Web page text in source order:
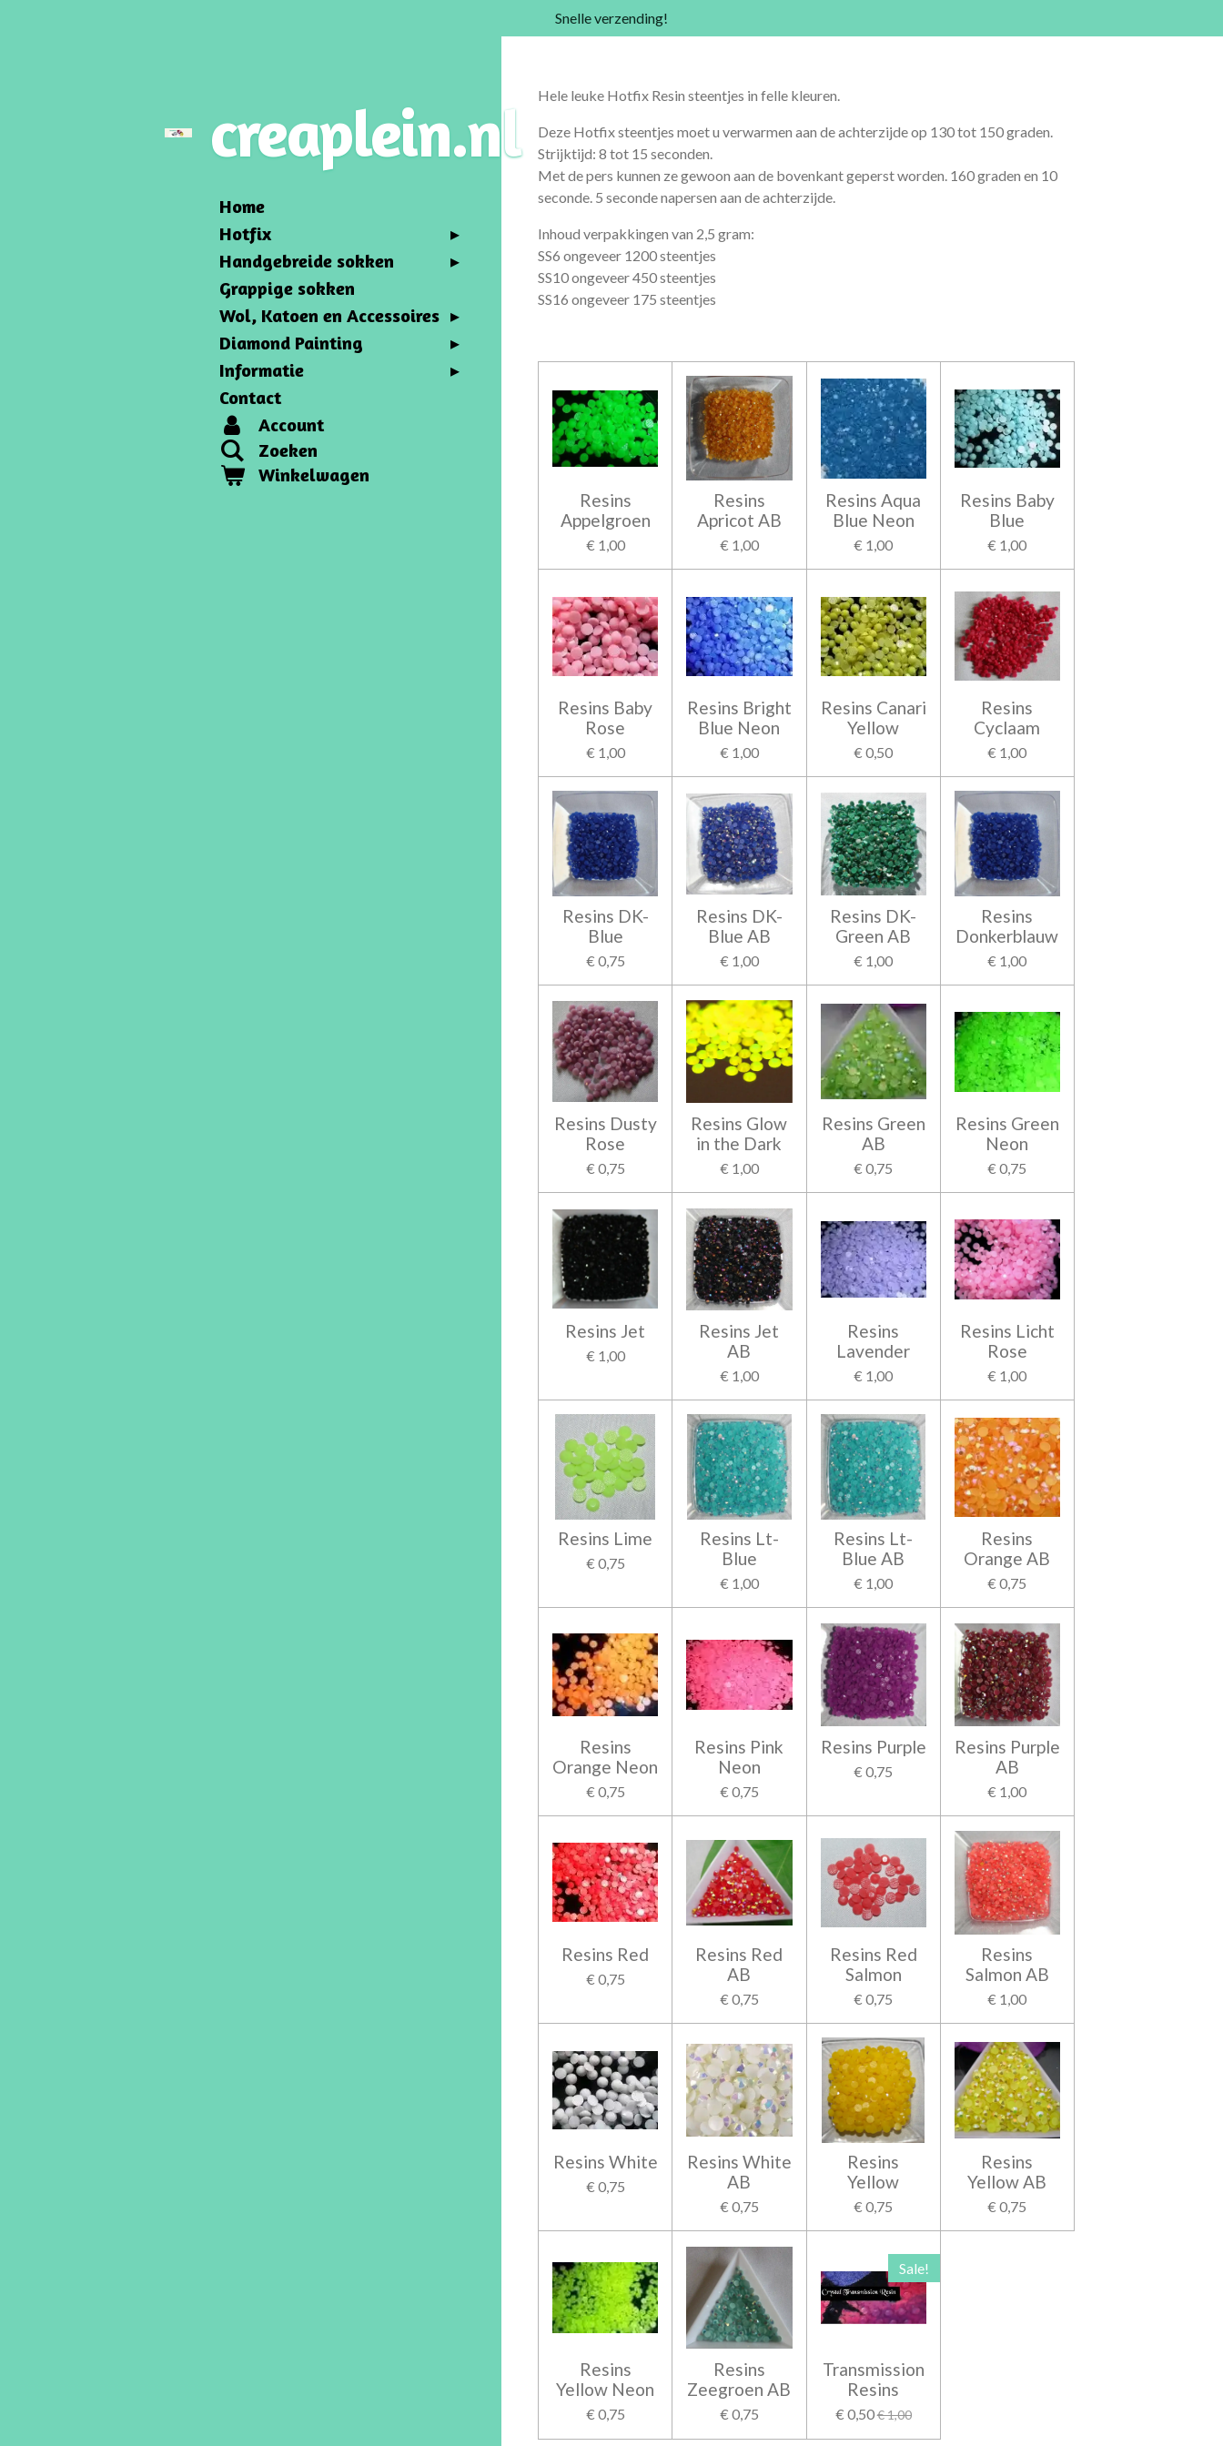
Snelle verzending!
Hele leuke Hotfix Resin steentjes in felle kleuren.
Deze Hotfix steentjes moet u verwarmen aan de achterzijde op 130 tot 150 graden.
Strijktijd: 8 tot 15 seconden.
Met de pers kunnen ze gewoon aan de bovenkant geperst worden. 160 graden en 10
seconde. 5 seconde napersen aan de achterzijde.
Inhoud verpakkingen van 2,5 gram:
SS6 ongeveer 1200 steentjes
SS10 ongeveer 450 steentjes
SS16 ongeveer 175 steentjes
Resins
Appelgroen
€ 1,00
Resins
Apricot AB
€ 1,00
Resins Aqua
Blue Neon
€ 1,00
Resins Baby
Blue
€ 1,00
Resins Baby
Rose
€ 1,00
Resins Bright
Blue Neon
€ 1,00
Resins Canari
Yellow
€ 0,50
Resins
Cyclaam
€ 1,00
Resins DK-
Blue
€ 0,75
Resins DK-
Blue AB
€ 1,00
Resins DK-
Green AB
€ 1,00
Resins
Donkerblauw
€ 1,00
Resins Dusty
Rose
€ 0,75
Resins Glow
in the Dark
€ 1,00
Resins Green
AB
€ 0,75
Resins Green
Neon
€ 0,75
Resins Jet
€ 1,00
Resins Jet
AB
€ 1,00
Resins
Lavender
€ 1,00
Resins Licht
Rose
€ 1,00
Resins Lime
€ 0,75
Resins Lt-
Blue
€ 1,00
Resins Lt-
Blue AB
€ 1,00
Resins
Orange AB
€ 0,75
Resins
Orange Neon
€ 0,75
Resins Pink
Neon
€ 0,75
Resins Purple
€ 0,75
Resins Purple
AB
€ 1,00
Resins Red
€ 0,75
Resins Red
AB
€ 0,75
Resins Red
Salmon
€ 0,75
Resins
Salmon AB
€ 1,00
Resins White
€ 0,75
Resins White
AB
€ 0,75
Resins
Yellow
€ 0,75
Resins
Yellow AB
€ 0,75
Resins
Yellow Neon
€ 0,75
Resins
Zeegroen AB
€ 0,75
Sale!
Transmission
Resins
€ 0,50€ 1,00
creaplein.nl
Home
Hotfix
Handgebreide sokken
Grappige sokken
Wol, Katoen en Accessoires
Diamond Painting
Informatie
Contact
Account
Zoeken
Winkelwagen